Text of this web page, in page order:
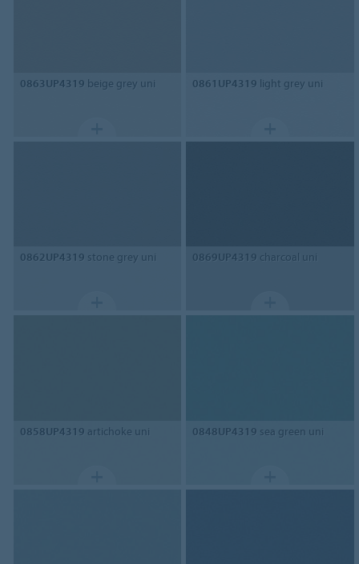
0863UP4319 beige grey uni 0861UP4319 light grey uni
0862UP4319 stone grey uni 0869UP4319 charcoal uni
0858UP4319 artichoke uni 0848UP4319 sea green uni